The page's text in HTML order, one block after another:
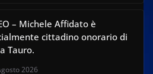
– Michele Affidato è
cittadino onorario di
Tauro.
2026